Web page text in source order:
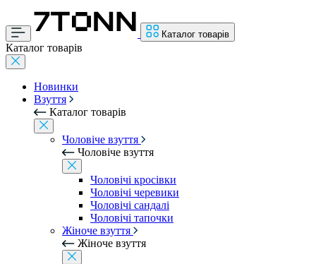
Каталог товарів
Каталог товарів
Новинки
Взуття
Каталог товарів
Чоловіче взуття
Чоловіче взуття
Чоловічі кросівки
Чоловічі черевики
Чоловічі сандалі
Чоловічі тапочки
Жіноче взуття
Жіноче взуття